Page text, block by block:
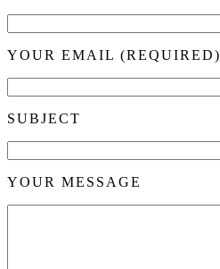
YOUR EMAIL (REQUIRED)
SUBJECT
YOUR MESSAGE